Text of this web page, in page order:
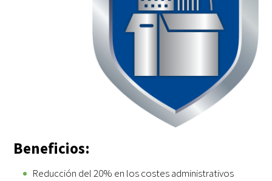
Beneficios:
Reducción del 20% en los costes administrativos